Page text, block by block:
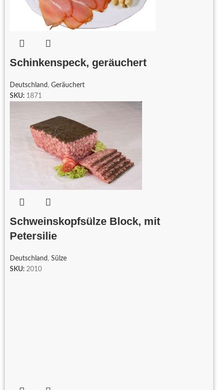
Schinkenspeck, geräuchert
Deutschland , Geräuchert
SKU: 1871
Schweinskopfsülze Block, mit
Petersilie
Deutschland , Sülze
SKU: 2010